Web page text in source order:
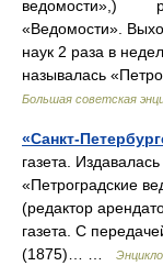
ведомости»,)
«Ведомости».
наук 2 раза в
называлась
Большая советская
«Санкт-
газета.
«Петроградские
(редактор
газета. С
(1875)… …